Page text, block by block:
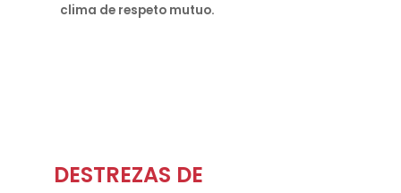
clima de respeto mutuo.
DESTREZAS DE